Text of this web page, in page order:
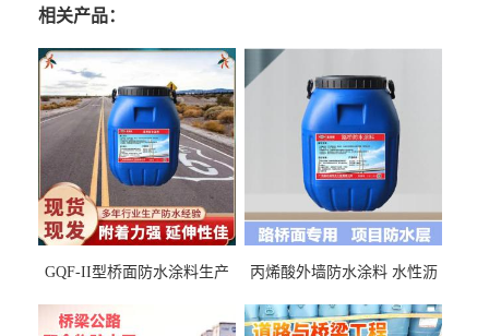
相关产品：
GQF-II型桥面防水涂料生产
丙烯酸外墙防水涂料 水性沥
厂家